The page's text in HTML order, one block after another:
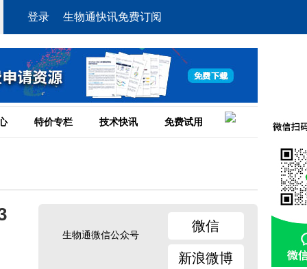
登录 生物通快讯免费订阅
特价专栏 技术快讯 免费试用
生物通微信公众号
微信
新浪微博